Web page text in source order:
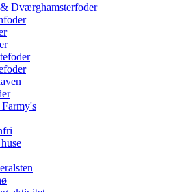
Dværghamsterfoder